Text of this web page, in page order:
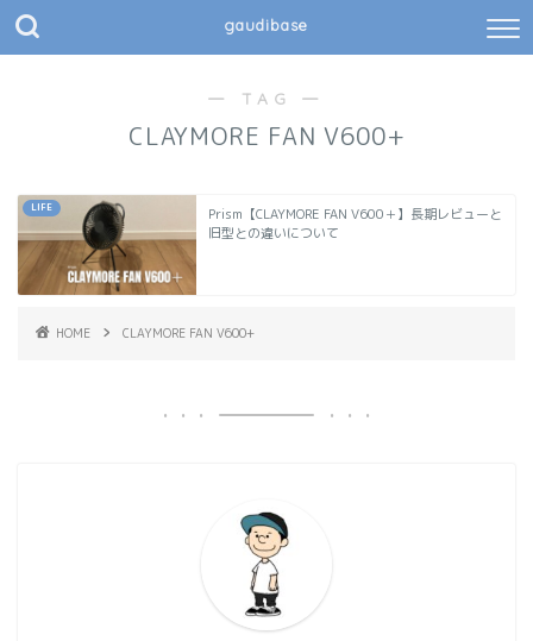
gaudibase
― TAG ―
CLAYMORE FAN V600+
LIFE
Prism【CLAYMORE FAN V600＋】長期レビューと
旧型との違いについて
HOME CLAYMORE FAN V600+